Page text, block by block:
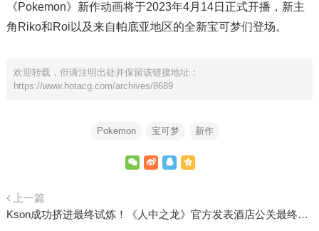
《Pokemon》新作动画将于2023年4月14日正式开播，新主
角Riko和Roi以及来自帕底亚地区的全新宝可梦们登场。
欢迎转载，但请注明出处并保留该链接地址：
https://www.hotacg.com/archives/8689
Pokemon 宝可梦 新作
上一篇
Kson成功挤进最终试炼！《人中之龙》官方发表酒店公关最终审查名单